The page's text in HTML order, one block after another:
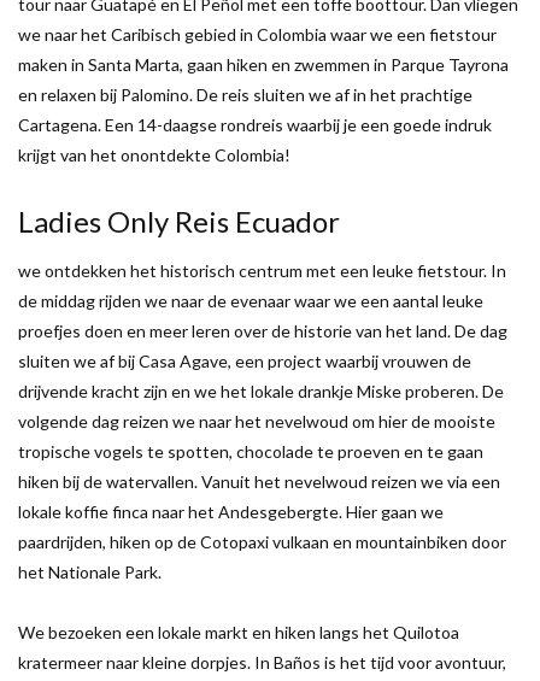
tour naar Guatapé en El Peñol met een toffe boottour. Dan vliegen
we naar het Caribisch gebied in Colombia waar we een fietstour
maken in Santa Marta, gaan hiken en zwemmen in Parque Tayrona
en relaxen bij Palomino. De reis sluiten we af in het prachtige
Cartagena. Een 14-daagse rondreis waarbij je een goede indruk
krijgt van het onontdekte Colombia!
Ladies Only Reis Ecuador
we ontdekken het historisch centrum met een leuke fietstour. In
de middag rijden we naar de evenaar waar we een aantal leuke
proefjes doen en meer leren over de historie van het land. De dag
sluiten we af bij Casa Agave, een project waarbij vrouwen de
drijvende kracht zijn en we het lokale drankje Miske proberen. De
volgende dag reizen we naar het nevelwoud om hier de mooiste
tropische vogels te spotten, chocolade te proeven en te gaan
hiken bij de watervallen. Vanuit het nevelwoud reizen we via een
lokale koffie finca naar het Andesgebergte. Hier gaan we
paardrijden, hiken op de Cotopaxi vulkaan en mountainbiken door
het Nationale Park.
We bezoeken een lokale markt en hiken langs het Quilotoa
kratermeer naar kleine dorpjes. In Baños is het tijd voor avontuur,